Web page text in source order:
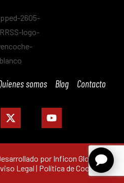
somos Blog Contacto
por Inficon Global |
Legal | Política de Cookies